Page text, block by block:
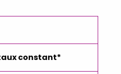
constant*